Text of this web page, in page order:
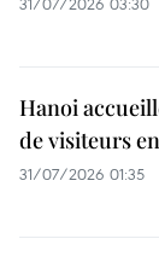
Hanoi
de visiteurs
31/07/2026 01:35